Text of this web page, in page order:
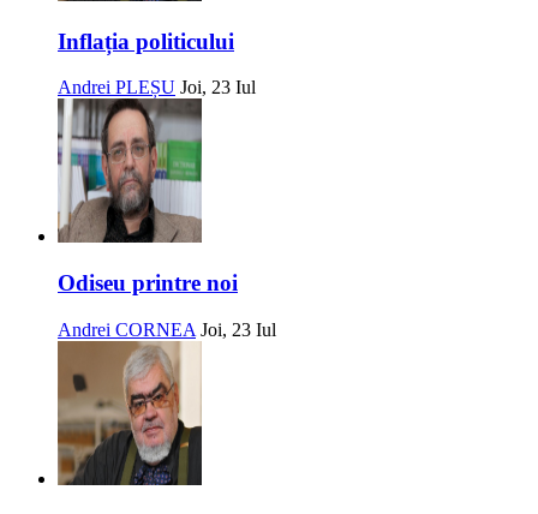
Inflația politicului
Andrei PLEȘU Joi, 23 Iul
Odiseu printre noi
Andrei CORNEA Joi, 23 Iul